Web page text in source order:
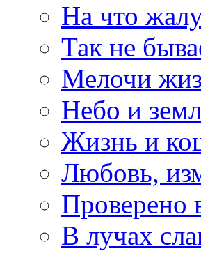
На что
Так не
Мелочи
Небо и
Жизнь и
Любовь,
Проверено
В лучах